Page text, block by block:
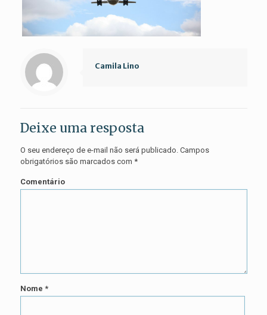
Camila Lino
Deixe uma resposta
O seu endereço de e-mail não será publicado.Campos
obrigatórios são marcados com *
Comentário
Nome *